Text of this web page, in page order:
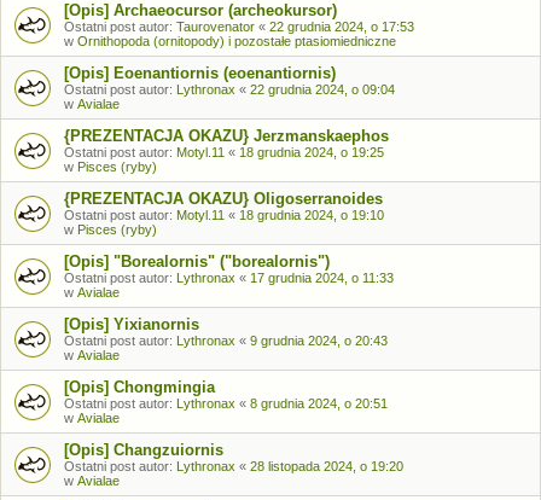
[Opis] Archaeocursor (archeokursor)
Ostatni post autor: Taurovenator « 22 grudnia 2024, o 17:53
w Ornithopoda (ornitopody) i pozostałe ptasiomiedniczne
[Opis] Eoenantiornis (eoenantiornis)
Ostatni post autor: Lythronax « 22 grudnia 2024, o 09:04
w Avialae
{PREZENTACJA OKAZU} Jerzmanskaephos
Ostatni post autor: Motyl.11 « 18 grudnia 2024, o 19:25
w Pisces (ryby)
{PREZENTACJA OKAZU} Oligoserranoides
Ostatni post autor: Motyl.11 « 18 grudnia 2024, o 19:10
w Pisces (ryby)
[Opis] "Borealornis" ("borealornis")
Ostatni post autor: Lythronax « 17 grudnia 2024, o 11:33
w Avialae
[Opis] Yixianornis
Ostatni post autor: Lythronax « 9 grudnia 2024, o 20:43
w Avialae
[Opis] Chongmingia
Ostatni post autor: Lythronax « 8 grudnia 2024, o 20:51
w Avialae
[Opis] Changzuiornis
Ostatni post autor: Lythronax « 28 listopada 2024, o 19:20
w Avialae